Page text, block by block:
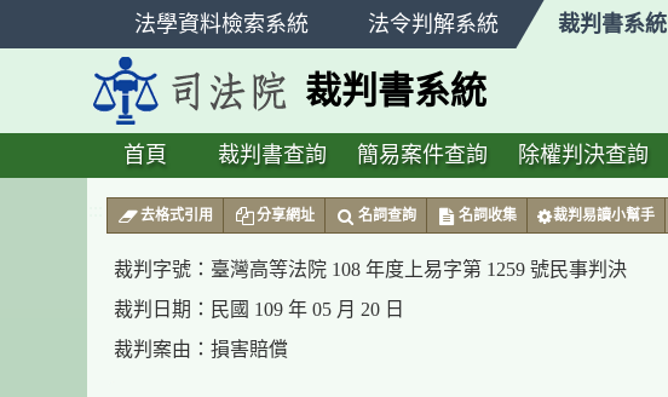
法學資料檢索系統 法令判解系統 裁判書系統
裁判書系統
首頁 裁判書查詢 簡易案件查詢 除權判決查詢
去格式引用 分享網址 名詞查詢 名詞收集 裁判易讀小幫手
裁判字號： 臺灣高等法院 108 年度上易字第 1259 號民事判決
裁判日期： 民國 109 年 05 月 20 日
裁判案由： 損害賠償